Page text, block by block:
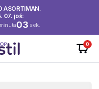
ASORTIMAN.
07. još:
minuta03 sek.
0